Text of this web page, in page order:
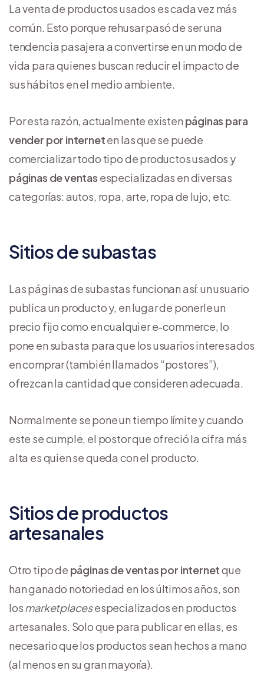
La venta de productos usados es cada vez más
común. Esto porque rehusar pasó de ser una
tendencia pasajera a convertirse en un modo de
vida para quienes buscan reducir el impacto de
sus hábitos en el medio ambiente.
Por esta razón, actualmente existen páginas para
vender por interneten las que se puede
comercializar todo tipo de productos usados y
páginas de ventas especializadas en diversas
categorías: autos, ropa, arte, ropa de lujo, etc.
Sitios de subastas
Las páginas de subastas funcionan así: un usuario
publica un producto y, en lugar de ponerle un
precio fijo como en cualquier e-commerce, lo
pone en subasta para que los usuarios interesados
en comprar (también llamados “postores”),
ofrezcan la cantidad que consideren adecuada.
Normalmente se pone un tiempo límite y cuando
este se cumple, el postor que ofreció la cifra más
alta es quien se queda con el producto.
Sitios de productos
artesanales
Otro tipo de páginas de ventas por internetque
han ganado notoriedad en los últimos años, son
losmarketplacesespecializados en productos
artesanales. Solo que para publicar en ellas, es
necesario que los productos sean hechos a mano
(al menos en su gran mayoría).